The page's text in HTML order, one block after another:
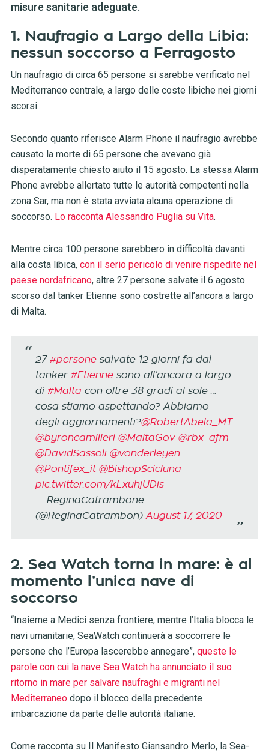
misure sanitarie adeguate.
1. Naufragio a Largo della Libia:
nessun soccorso a Ferragosto
Un naufragio di circa 65 persone si sarebbe verificato nel
Mediterraneo centrale, a largo delle coste libiche nei giorni
scorsi.
Secondo quanto riferisce Alarm Phone il naufragio avrebbe
causato la morte di 65 persone che avevano già
disperatamente chiesto aiuto il 15 agosto. La stessa Alarm
Phone avrebbe allertato tutte le autorità competenti nella
zona Sar, ma non è stata avviata alcuna operazione di
soccorso. Lo racconta Alessandro Puglia su Vita.
Mentre circa 100 persone sarebbero in difficoltà davanti
alla costa libica, con il serio pericolo di venire rispedite nel
paese nordafricano, altre 27 persone salvate il 6 agosto
scorso dal tanker Etienne sono costrette all’ancora a largo
di Malta.
27 #personesalvate 12 giorni fa dal
tanker #Etiennesono all’ancora a largo
di #Maltacon oltre 38 gradi al sole …
cosa stiamo aspettando? Abbiamo
degli aggiornamenti?@RobertAbela_MT
@byroncamilleri @MaltaGov @rbx_afm
@DavidSassoli @vonderleyen
@Pontifex_it @BishopScicluna
pic.twitter.com/kLxuhjUDis
— ReginaCatrambone
(@ReginaCatrambon) August 17, 2020
2. Sea Watch torna in mare: è al
momento l’unica nave di
soccorso
“Insieme a Medici senza frontiere, mentre l’Italia blocca le
navi umanitarie, SeaWatch continuerà a soccorrere le
persone che l’Europa lascerebbe annegare”, queste le
parole con cui la nave Sea Watch ha annunciato il suo
ritorno in mare per salvare naufraghi e migranti nel
Mediterraneodopo il blocco della precedente
imbarcazione da parte delle autorità italiane.
Come racconta su Il Manifesto Giansandro Merlo, la Sea-